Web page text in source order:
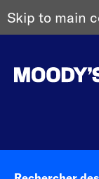
Skip to main